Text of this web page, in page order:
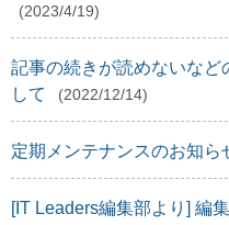
(2023/4/19)
記事の続きが読めないなど
して
(2022/12/14)
定期メンテナンスのお知ら
[IT Leaders編集部より] 編